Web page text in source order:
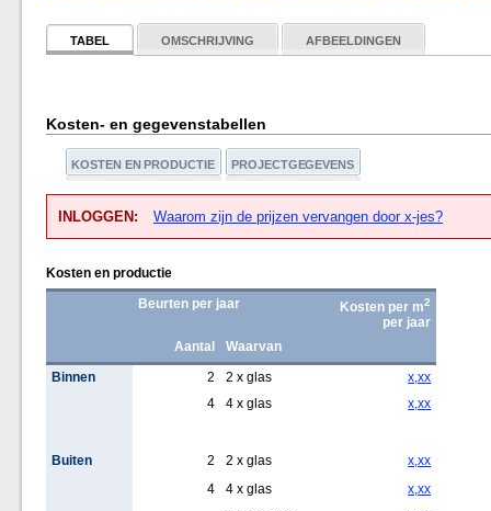
TABEL OMSCHRIJVING AFBEELDINGEN
Kosten- en gegevenstabellen
KOSTEN EN PRODUCTIE PROJECTGEGEVENS
INLOGGEN: Waarom zijn de prijzen vervangen door x-jes?
Kosten en productie
Beurten per jaar
Kosten per m2
per jaar
Aantal
Waarvan
Binnen
2 2 x glas
x,xx
4
4 x glas x,xx
Buiten 2 2 x glas
x,xx
4
4 x glas
x,xx